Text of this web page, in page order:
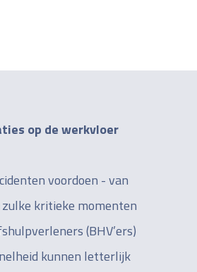
op de werkvloer
voordoen - van
kritieke momenten
(BHV’ers)
kunnen letterlijk